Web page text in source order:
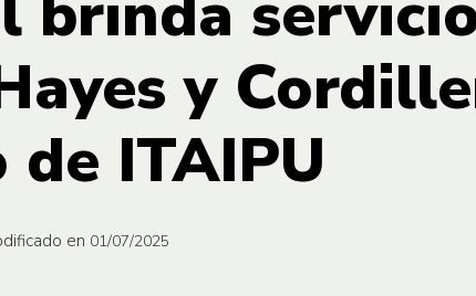
y
ITAIPU
en 01/07/2025